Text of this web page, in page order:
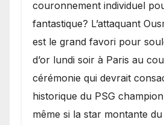
couronnement individuel
fantastique? L’attaquant
est le grand favori pour
d’or lundi soir à Paris au
cérémonie qui devrait
historique du PSG
même si la star montante